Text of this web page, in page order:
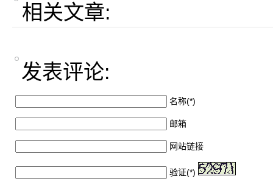
相关文章:
发表评论:
名称(*)
邮箱
网站链接
验证(*)